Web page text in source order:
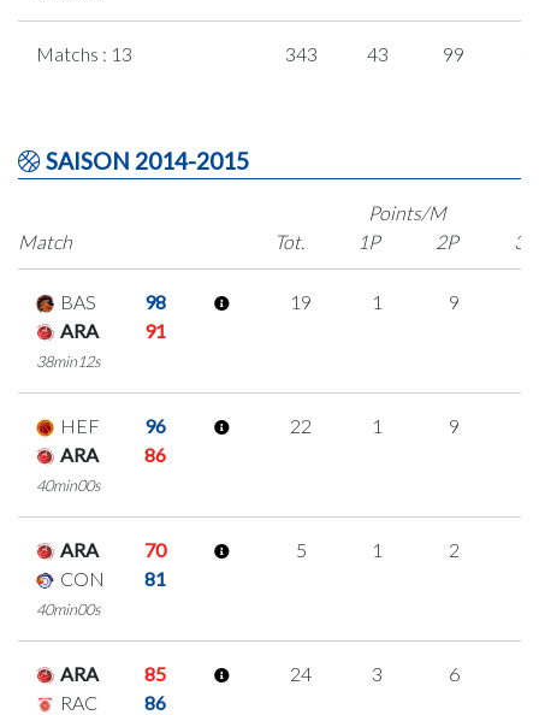
Matchs : 13 343 43 99
SAISON 2014-2015
Match
Points/M
Tot.
1P 2P 3P
BAS
98
ARA
91
38min12s
19 1 9
HEF
96
ARA
86
40min00s
22 1 9
ARA
70
CON
81
40min00s
5 1 2
ARA
85
RAC
86
24 3 6